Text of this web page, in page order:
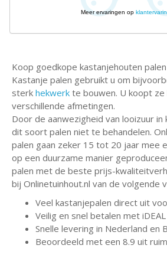
Meer ervaringen op
Koop goedkope kastanjehouten
Kastanje palen gebruikt u om
sterk hekwerk te bouwen. U koopt ze
verschillende afmetingen.
Door de aanwezigheid van looizuur
dit soort palen niet te behandelen.
palen gaan zeker 15 tot 20 jaar mee
op een duurzame manier
palen met de beste prijs-
bij Onlinetuinhout.nl van de volgende
Veel kastanjepalen direct uit
Veilig en snel betalen met iDEAL
Snelle levering in Nederland en
Beoordeeld met een 8.9 uit